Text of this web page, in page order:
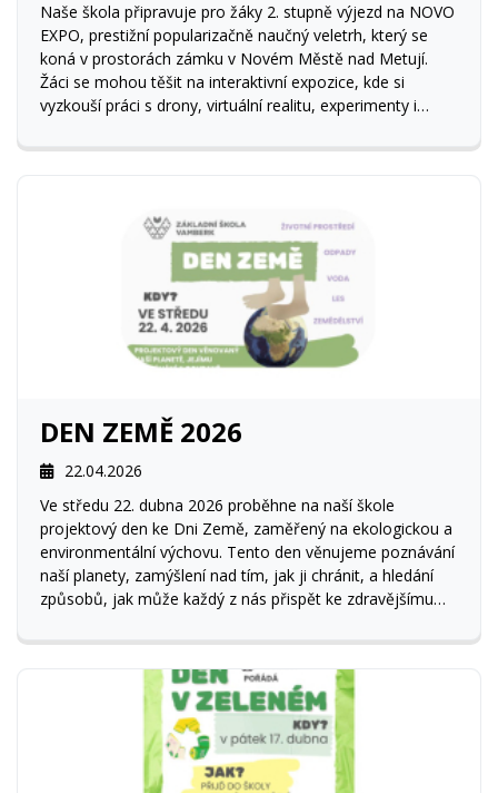
Naše škola připravuje pro žáky 2. stupně výjezd na NOVO
EXPO, prestižní popularizačně naučný veletrh, který se
koná v prostorách zámku v Novém Městě nad Metují.
Žáci se mohou těšit na interaktivní expozice, kde si
vyzkouší práci s drony, virtuální realitu, experimenty i
inteligence.
DEN ZEMĚ 2026
22.04.2026
Ve středu 22. dubna 2026 proběhne na naší škole
projektový den ke Dni Země, zaměřený na ekologickou a
environmentální výchovu. Tento den věnujeme poznávání
naší planety, zamýšlení nad tím, jak ji chránit, a hledání
způsobů, jak může každý z nás přispět ke zdravějšímu